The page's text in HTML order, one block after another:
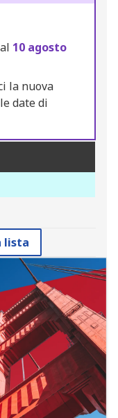
10 agosto
la nuova
date di
lista